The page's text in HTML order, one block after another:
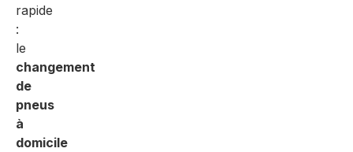
rapide
:
le
changement
de
pneus
à
domicile